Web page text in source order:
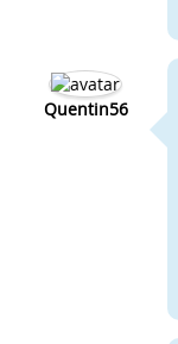
Quentin56